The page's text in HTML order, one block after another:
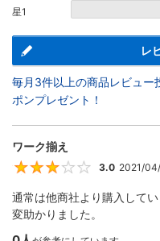
星1
レ
毎月3件以上の商品レビュ
ポンプレゼント！
ワーク揃え
3.0 2021/
通常は他商社より購入して
変助かりました。